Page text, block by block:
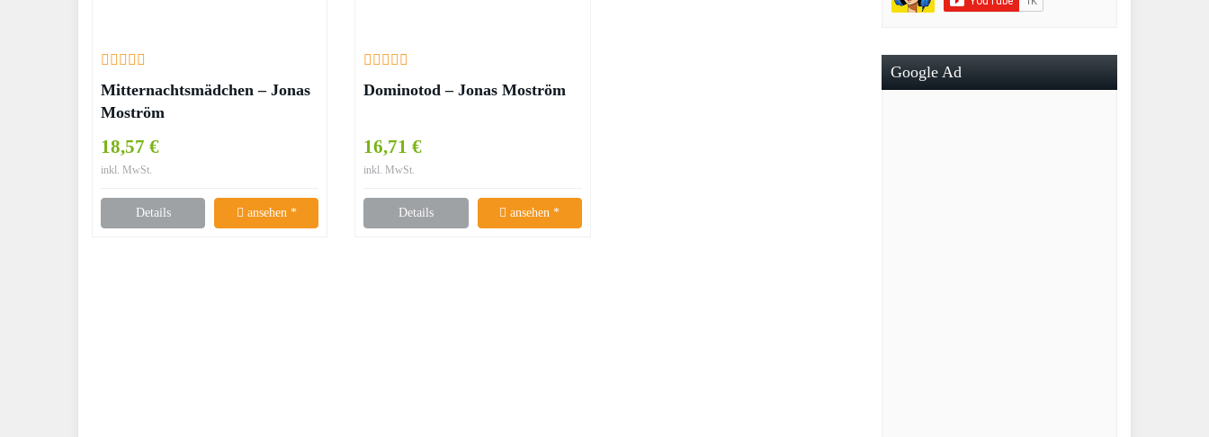
Mitternachtsmädchen – Jonas
Moström
18,57 €
inkl. MwSt.
Details ansehen *
Dominotod – Jonas Moström
16,71 €
inkl. MwSt.
Details ansehen *
Google Ad